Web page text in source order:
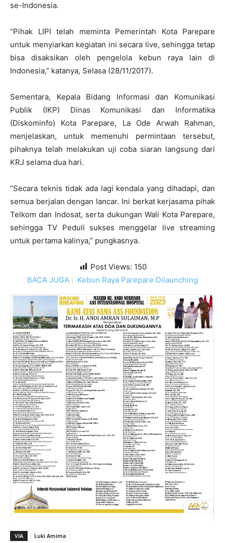
se-Indonesia.
“Pihak LIPI telah meminta Pemerintah Kota Parepare
untuk menyiarkan kegiatan ini secara live, sehingga tetap
bisa disaksikan oleh pengelola kebun raya lain di
Indonesia,” katanya, Selasa (28/11/2017).
Sementara, Kepala Bidang Informasi dan Komunikasi
Publik (IKP) Dinas Komunikasi dan Informatika
(Diskominfo) Kota Parepare, La Ode Arwah Rahman,
menjelaskan, untuk memenuhi permintaan tersebut,
pihaknya telah melakukan uji coba siaran langsung dari
KRJ selama dua hari.
“Secara teknis tidak ada lagi kendala yang dihadapi, dan
semua berjalan dengan lancar. Ini berkat kerjasama pihak
Telkom dan Indosat, serta dukungan Wali Kota Parepare,
sehingga TV Peduli sukses menggelar live streaming
untuk pertama kalinya,” pungkasnya.
Post Views: 150
BACA JUGA : Kebun Raya Parepare Dilaunching
VIA Luki Amima